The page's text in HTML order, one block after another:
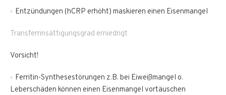
Entzündungen (hCRP erhöht) maskieren einen Eisenmangel
Transferrinsättigungsgrad erniedrigt
Vorsicht!
Ferritin-Synthesestörungen z.B. bei Eiweißmangel o.
Leberschäden können einen Eisenmangel vortäuschen